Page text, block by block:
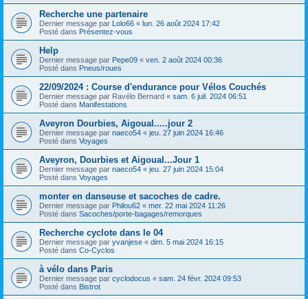
Recherche une partenaire
Dernier message par Lolo66 « lun. 26 août 2024 17:42
Posté dans Présentez-vous
Help
Dernier message par Pepe09 « ven. 2 août 2024 00:36
Posté dans Pneus/roues
22/09/2024 : Course d'endurance pour Vélos Couchés
Dernier message par Ravélo Bernard « sam. 6 juil. 2024 06:51
Posté dans Manifestations
Aveyron Dourbies, Aigoual.....jour 2
Dernier message par naeco54 « jeu. 27 juin 2024 16:46
Posté dans Voyages
Aveyron, Dourbies et Aigoual...Jour 1
Dernier message par naeco54 « jeu. 27 juin 2024 15:04
Posté dans Voyages
monter en danseuse et sacoches de cadre.
Dernier message par Philou62 « mer. 22 mai 2024 11:26
Posté dans Sacoches/porte-bagages/remorques
Recherche cyclote dans le 04
Dernier message par yvanjese « dim. 5 mai 2024 16:15
Posté dans Co-Cyclos
à vélo dans Paris
Dernier message par cyclodocus « sam. 24 févr. 2024 09:53
Posté dans Bistrot